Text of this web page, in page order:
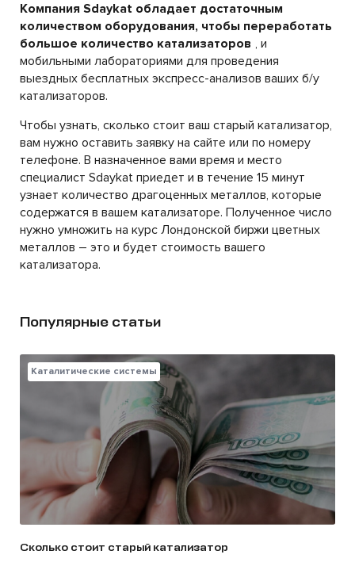
Компания Sdaykat обладает достаточным
количеством оборудования, чтобы переработать
большое количество катализаторов , и
мобильными лабораториями для проведения
выездных бесплатных экспресс-анализов ваших б/у
катализаторов.
Чтобы узнать, сколько стоит ваш старый катализатор,
вам нужно оставить заявку на сайте или по номеру
телефоне. В назначенное вами время и место
специалист Sdaykat приедет и в течение 15 минут
узнает количество драгоценных металлов, которые
содержатся в вашем катализаторе. Полученное число
нужно умножить на курс Лондонской биржи цветных
металлов – это и будет стоимость вашего
катализатора.
Популярные статьи
Каталитические системы
Сколько стоит старый катализатор